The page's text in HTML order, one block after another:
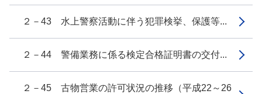
２－43 水上警察活動に伴う犯罪検挙、保護等...
２－44 警備業務に係る検定合格証明書の交付...
２－45 古物営業の許可状況の推移（平成22～26